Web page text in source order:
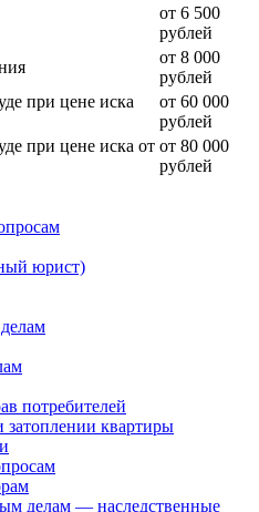
от 6 500
рублей
от 8 000
рублей
при цене иска
от 60 000
рублей
при цене иска от от 80 000
рублей
юрист)
потребителей
квартиры
делам — наследственные